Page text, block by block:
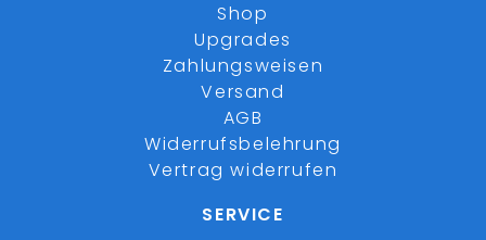
Shop
Upgrades
Zahlungsweisen
Versand
AGB
Widerrufsbelehrung
Vertrag widerrufen
SERVICE